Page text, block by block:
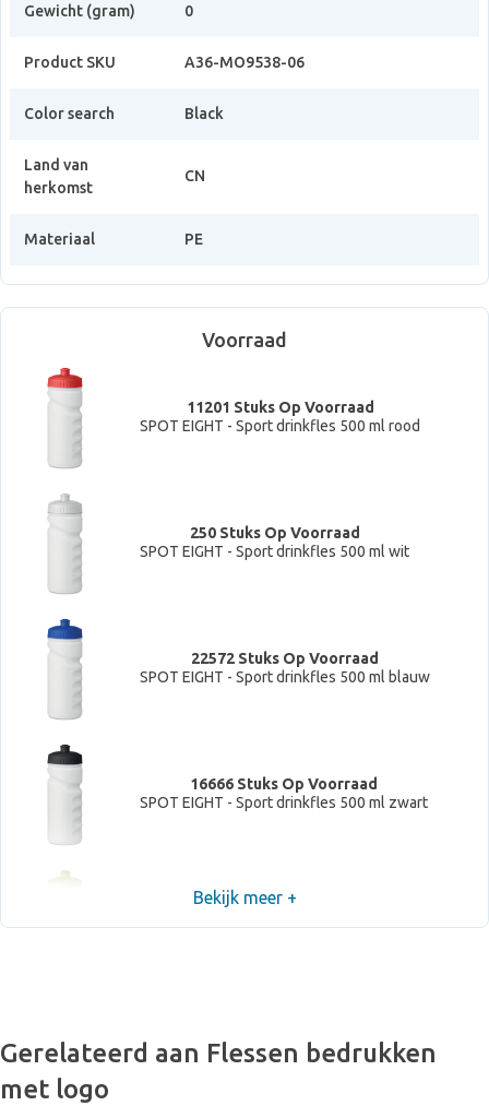
Gewicht (gram) 0
Product SKU A36-MO9538-06
Color search Black
Land van
herkomst
CN
Materiaal PE
Voorraad
11201 Stuks Op Voorraad
SPOT EIGHT - Sport drinkfles 500 ml rood
250 Stuks Op Voorraad
SPOT EIGHT - Sport drinkfles 500 ml wit
22572 Stuks Op Voorraad
SPOT EIGHT - Sport drinkfles 500 ml blauw
16666 Stuks Op Voorraad
SPOT EIGHT - Sport drinkfles 500 ml zwart
23357 Stuks Op Voorraad
SPOT EIGHT - Sport drinkfles 500 ml Limoen
Bekijk meer +
Gerelateerd aan Flessen bedrukken
met logo